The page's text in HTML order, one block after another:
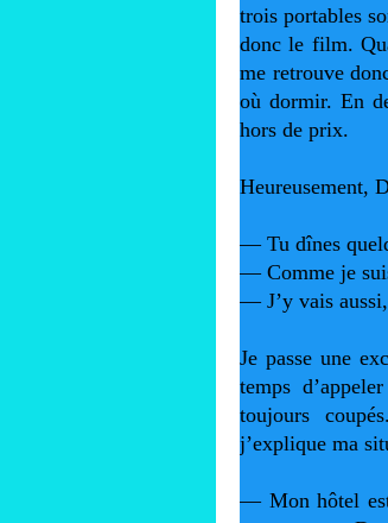
trois portables
donc le film.
me retrouve
où dormir. En
hors de prix.
Heureusement,
— Tu dînes
— Comme je
— J’y vais
Je passe une
temps
toujours
j’explique ma
— Mon hôtel